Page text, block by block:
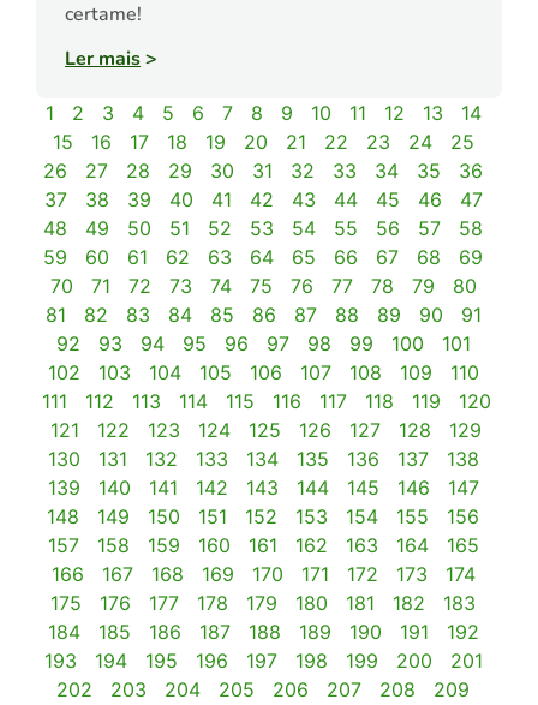
certame!
Ler mais>
1 2 3 4 5 6 7 8 9 10 11 12 13
14
15
16 17 18 19 20 21 22 23 24
25
26
27 28 29 30 31 32 33 34 35
36
37
38 39 40 41 42 43 44 45 46
47
48
49 50 51 52 53 54 55 56 57
58
59
60 61 62 63 64 65 66 67 68
69
70
71 72 73 74 75 76 77 78 79
80
81
82 83 84 85 86 87 88 89 90
91
92
93 94 95 96 97 98 99 100
101
102
103 104 105 106 107 108 109
110
111
112 113 114 115 116 117 118 119
120
121
122 123 124 125 126 127 128
129
130
131 132 133 134 135 136 137
138
139
140 141 142 143 144 145 146
147
148
149 150 151 152 153 154 155
156
157
158 159 160 161 162 163 164
165
166
167 168 169 170 171 172 173
174
175
176 177 178 179 180 181 182
183
184
185 186 187 188 189 190 191
192
193
194 195 196 197 198 199 200
201
202
203 204 205 206 207 208
209